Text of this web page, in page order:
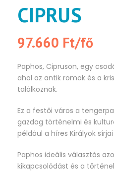
CIPRUS
97.660 Ft/fő
Paphos, Cipruson, egy
ahol az antik romok és a
találkoznak.
Ez a festői város a
gazdag történelmi és
például a híres Királyok
Paphos ideális választás
kikapcsolódást és a